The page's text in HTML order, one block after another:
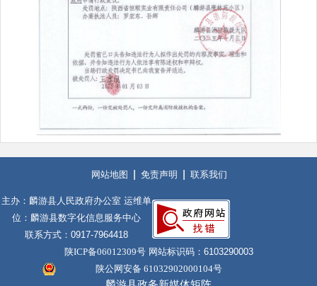
网站地图 免责声明 联系我们
主办：麟游县人民政府办公室 运维单
位：麟游县数字化信息服务中心
联系方式：0917-7964418
陕ICP备06012309号网站标识码：6103290003
陕公网安备 61032902000104号